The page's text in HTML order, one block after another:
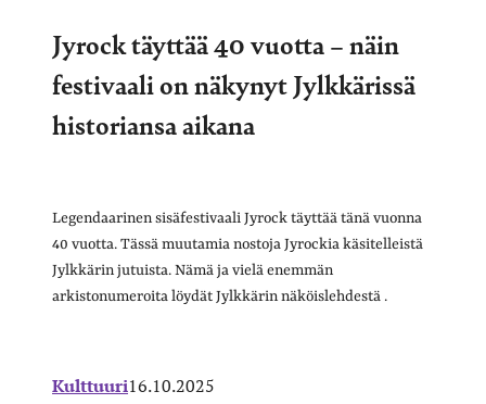
Jyrock täyttää 40 vuotta – näin
festivaali on näkynyt Jylkkärissä
historiansa aikana
Legendaarinen sisäfestivaali Jyrock täyttää tänä vuonna
40 vuotta. Tässä muutamia nostoja Jyrockia käsitelleistä
Jylkkärin jutuista. Nämä ja vielä enemmän
arkistonumeroita löydät Jylkkärin näköislehdestä .
Kulttuuri16.10.2025